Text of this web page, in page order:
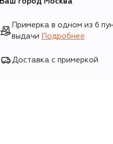
Примерка в одном из 6
выдачи
Подробнее
Доставка с примеркой